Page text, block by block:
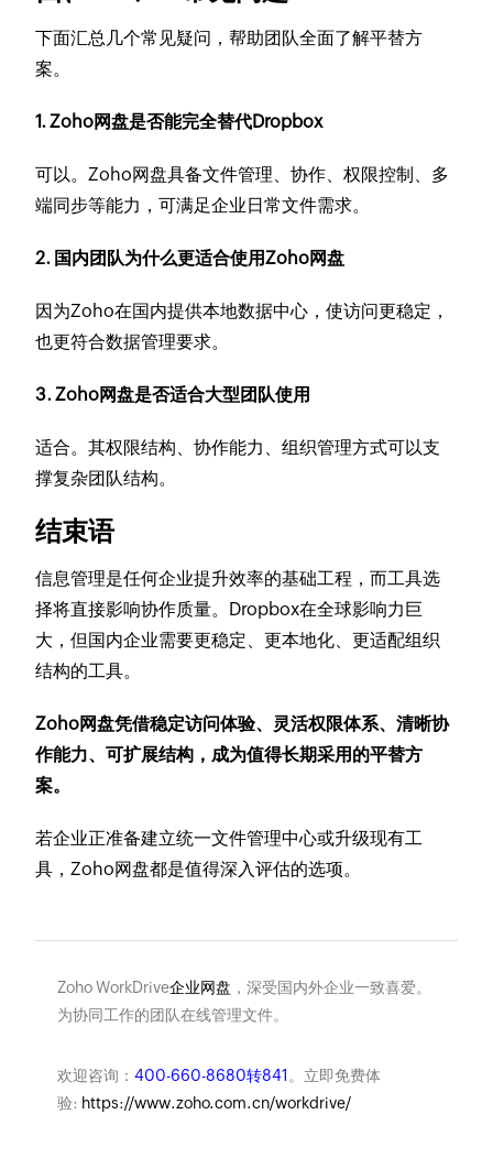
下面汇总几个常见疑问，帮助团队全面了解平替方
案。
1. Zoho网盘是否能完全替代Dropbox
可以。Zoho网盘具备文件管理、协作、权限控制、多
端同步等能力，可满足企业日常文件需求。
2. 国内团队为什么更适合使用Zoho网盘
因为Zoho在国内提供本地数据中心，使访问更稳定，
也更符合数据管理要求。
3. Zoho网盘是否适合大型团队使用
适合。其权限结构、协作能力、组织管理方式可以支
撑复杂团队结构。
结束语
信息管理是任何企业提升效率的基础工程，而工具选
择将直接影响协作质量。Dropbox在全球影响力巨
大，但国内企业需要更稳定、更本地化、更适配组织
结构的工具。
Zoho网盘凭借稳定访问体验、灵活权限体系、清晰协
作能力、可扩展结构，成为值得长期采用的平替方
案。
若企业正准备建立统一文件管理中心或升级现有工
具，Zoho网盘都是值得深入评估的选项。
Zoho WorkDrive企业网盘 ，深受国内外企业一致喜爱。
为协同工作的团队在线管理文件。
欢迎咨询： 400-660-8680转841 。立即免费体
验: https://www.zoho.com.cn/workdrive/